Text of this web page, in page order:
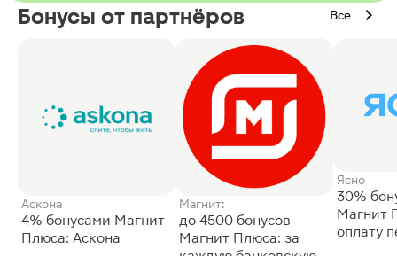
Бонусы от партнёров Все
Аскона
4% бонусами Магнит
Плюса: Аскона
Магнит:
до 4500 бонусов
Магнит Плюса: за
Ясно
30%
Магнит
оплату